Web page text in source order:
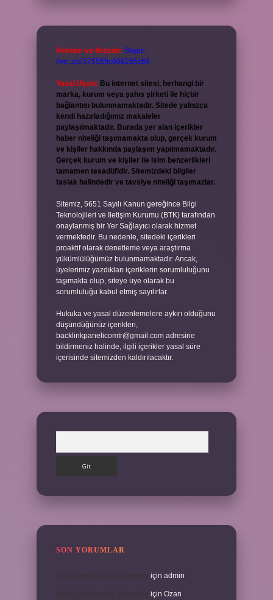
Reklam ve İletişim: Skype:
live:.cid.575569c608265c69
Yasal Uyarı: Bu internet sitesi, herhangi bir
marka, kurum veya şahıs şirketi ile hiçbir
bağlantısı bulunmamaktadır. Sitede yalnızca
kendi hazırladığımız makaleler
paylaşılmaktadır. Burada yer alan içerikler
haber niteliği taşımamakta olup, gerçek kurum
ve kişiler hakkında paylaşım yapılmamaktadır.
Gerçek kurum ve kişiler ile isim benzerlikleri
tamamen tesadüfidir. Sitemizdeki bilgiler
taslak halindedir ve tavsiye niteliği taşımazlar.
Sitemiz, 5651 Sayılı Kanun gereğince Bilgi
Teknolojileri ve İletişim Kurumu (BTK) tarafından
onaylanmış bir Yer Sağlayıcı olarak hizmet
vermektedir. Bu nedenle, sitedeki içerikleri
proaktif olarak denetleme veya araştırma
yükümlülüğümüz bulunmamaktadır. Ancak,
üyelerimiz yazdıkları içeriklerin sorumluluğunu
taşımakta olup, siteye üye olarak bu
sorumluluğu kabul etmiş sayılırlar.
Hukuka ve yasal düzenlemelere aykırı olduğunu
düşündüğünüz içerikleri,
backlinkpanelicomtr@gmail.com adresine
bildirmeniz halinde, ilgili içerikler yasal süre
içerisinde sitemizden kaldırılacaktır.
SON YORUMLAR
için admin
için Ozan